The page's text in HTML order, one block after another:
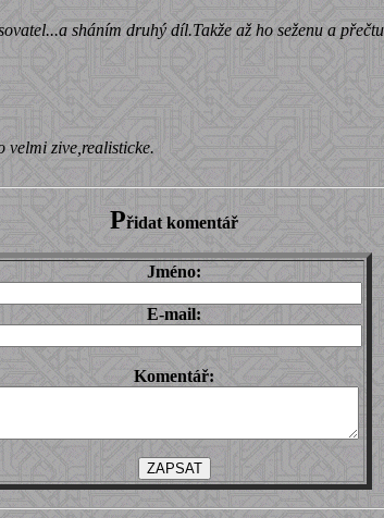
sháním druhý díl.Takže až ho seženu a
velmi zive,realisticke.
Přidat komentář
Jméno:
E-mail:
Komentář: